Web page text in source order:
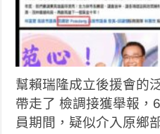
幫賴瑞隆成立後援會的
帶走了 檢調接獲舉報，
員期間，疑似介入原鄉